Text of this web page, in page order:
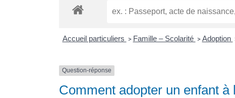
Accueil particuliers > Famille – Scolarité > Adoption
Question-réponse
Comment adopter un enfant à